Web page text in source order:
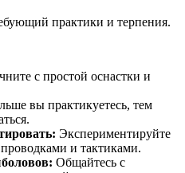
практики и терпения.
с простой оснастки и
вы практикуетесь, тем
Экспериментируйте
и тактиками.
Общайтесь с